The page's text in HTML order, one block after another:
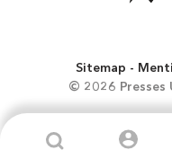
Sitemap
© 2026 Presses